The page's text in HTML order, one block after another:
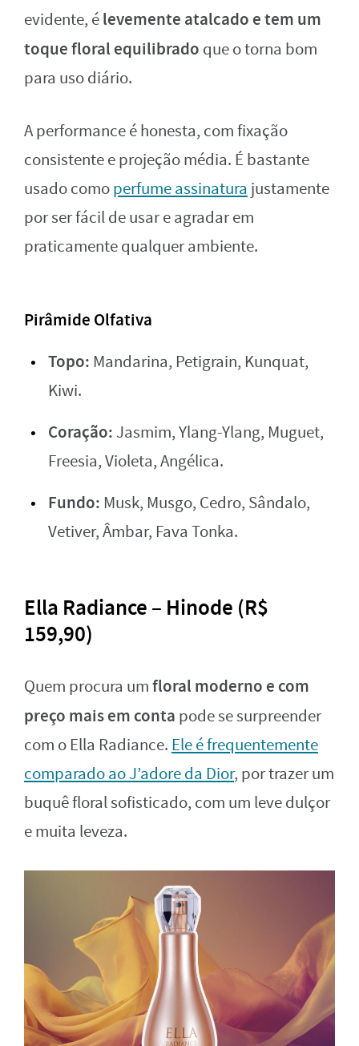
evidente, élevemente atalcado e tem um
toque floral equilibrado que o torna bom
para uso diário.
A performance é honesta, com fixação
consistente e projeção média. É bastante
usado comoperfume assinatura justamente
por ser fácil de usar e agradar em
praticamente qualquer ambiente.
Pirâmide Olfativa
Topo: Mandarina, Petigrain, Kunquat,
Kiwi.
Coração: Jasmim, Ylang-Ylang, Muguet,
Freesia, Violeta, Angélica.
Fundo: Musk, Musgo, Cedro, Sândalo,
Vetiver, Âmbar, Fava Tonka.
Ella Radiance – Hinode (R$
159,90)
Quem procura umfloral moderno e com
preço mais em conta pode se surpreender
com o Ella Radiance. Ele é frequentemente
comparado ao J’adore da Dior, por trazer um
buquê floral sofisticado, com um leve dulçor
e muita leveza.